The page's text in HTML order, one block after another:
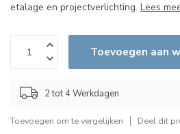
etalage en projectverlichting. Lees
Toevoegen aan
2 tot 4 Werkdagen
Toevoegen om te vergelijken Deel dit